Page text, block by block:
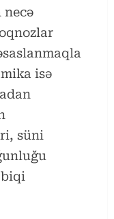
necə
isə
süni